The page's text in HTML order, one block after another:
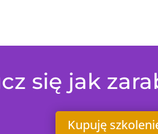
się jak
Kupuję